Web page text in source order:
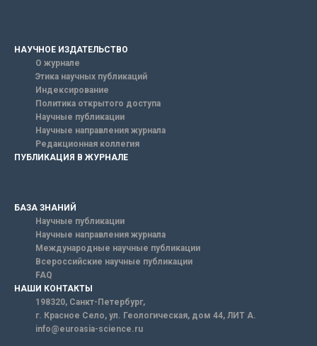
НАУЧНОЕ ИЗДАТЕЛЬСТВО
О журнале
Этика научных публикаций
Индексирование
Политика открытого доступа
Научные публикации
Научные направления журнала
Редакционная коллегия
ПУБЛИКАЦИЯ В ЖУРНАЛЕ
БАЗА ЗНАНИЙ
Научные публикации
Научные направления журнала
Международные научные публикации
Всероссийские научные публикации
FAQ
НАШИ КОНТАКТЫ
198320, Санкт-Петербург,
г. Красное Село, ул. Геологическая, дом 44, ЛИТ А.
info@euroasia-science.ru